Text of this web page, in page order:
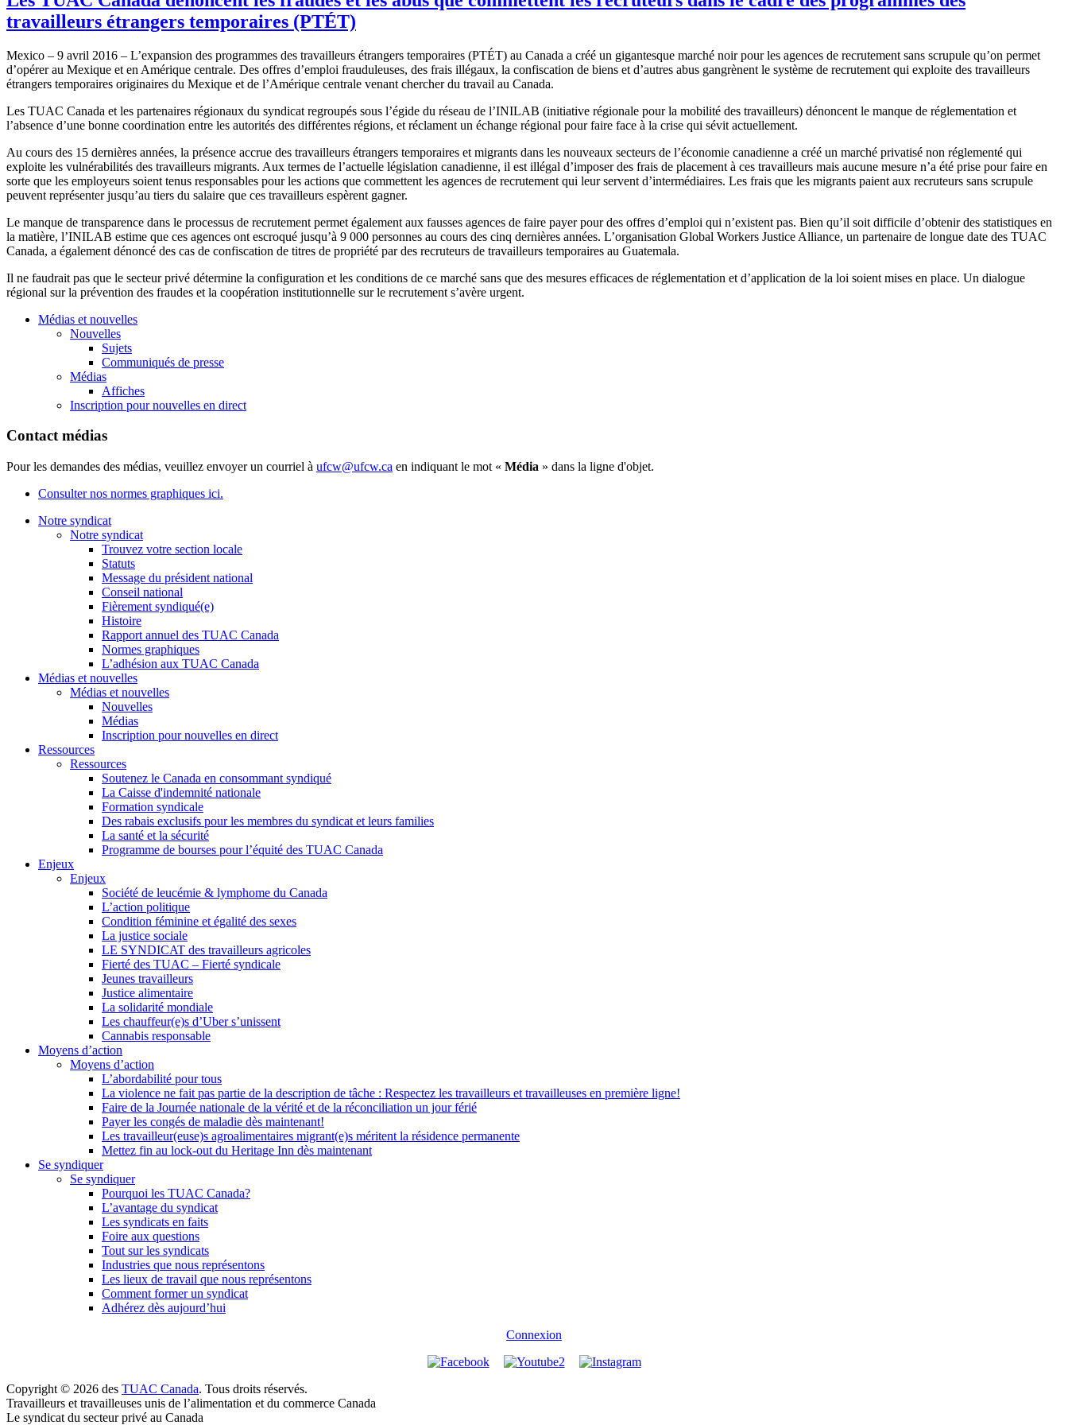
travailleurs étrangers temporaires (PTÉT)
Mexico – 9 avril 2016 – L’expansion des programmes des travailleurs étrangers temporaires (PTÉT) au Canada a créé un gigantesque marché noir pour les agences de recrutement sans scrupule qu’on permet
d’opérer au Mexique et en Amérique centrale. Des offres d’emploi frauduleuses, des frais illégaux, la confiscation de biens et d’autres abus gangrènent le système de recrutement qui exploite des travailleurs
étrangers temporaires originaires du Mexique et de l’Amérique centrale venant chercher du travail au Canada.
Les TUAC Canada et les partenaires régionaux du syndicat regroupés sous l’égide du réseau de l’INILAB (initiative régionale pour la mobilité des travailleurs) dénoncent le manque de réglementation et
l’absence d’une bonne coordination entre les autorités des différentes régions, et réclament un échange régional pour faire face à la crise qui sévit actuellement.
Au cours des 15 dernières années, la présence accrue des travailleurs étrangers temporaires et migrants dans les nouveaux secteurs de l’économie canadienne a créé un marché privatisé non réglementé qui
exploite les vulnérabilités des travailleurs migrants. Aux termes de l’actuelle législation canadienne, il est illégal d’imposer des frais de placement à ces travailleurs mais aucune mesure n’a été prise pour faire en
sorte que les employeurs soient tenus responsables pour les actions que commettent les agences de recrutement qui leur servent d’intermédiaires. Les frais que les migrants paient aux recruteurs sans scrupule
peuvent représenter jusqu’au tiers du salaire que ces travailleurs espèrent gagner.
Le manque de transparence dans le processus de recrutement permet également aux fausses agences de faire payer pour des offres d’emploi qui n’existent pas. Bien qu’il soit difficile d’obtenir des statistiques en
la matière, l’INILAB estime que ces agences ont escroqué jusqu’à 9 000 personnes au cours des cinq dernières années. L’organisation Global Workers Justice Alliance, un partenaire de longue date des TUAC
Canada, a également dénoncé des cas de confiscation de titres de propriété par des recruteurs de travailleurs temporaires au Guatemala.
Il ne faudrait pas que le secteur privé détermine la configuration et les conditions de ce marché sans que des mesures efficaces de réglementation et d’application de la loi soient mises en place. Un dialogue
régional sur la prévention des fraudes et la coopération institutionnelle sur le recrutement s’avère urgent.
Médias et nouvelles
Nouvelles
Sujets
Communiqués de presse
Médias
Affiches
Inscription pour nouvelles en direct
Contact médias
Pour les demandes des médias, veuillez envoyer un courriel à ufcw@ufcw.ca en indiquant le mot « Média » dans la ligne d'objet.
Consulter nos normes graphiques ici.
Notre syndicat
Notre syndicat
Trouvez votre section locale
Statuts
Message du président national
Conseil national
Fièrement syndiqué(e)
Histoire
Rapport annuel des TUAC Canada
Normes graphiques
L’adhésion aux TUAC Canada
Médias et nouvelles
Médias et nouvelles
Nouvelles
Médias
Inscription pour nouvelles en direct
Ressources
Ressources
Soutenez le Canada en consommant syndiqué
La Caisse d'indemnité nationale
Formation syndicale
Des rabais exclusifs pour les membres du syndicat et leurs families
La santé et la sécurité
Programme de bourses pour l’équité des TUAC Canada
Enjeux
Enjeux
Société de leucémie & lymphome du Canada
L’action politique
Condition féminine et égalité des sexes
La justice sociale
LE SYNDICAT des travailleurs agricoles
Fierté des TUAC – Fierté syndicale
Jeunes travailleurs
Justice alimentaire
La solidarité mondiale
Les chauffeur(e)s d’Uber s’unissent
Cannabis responsable
Moyens d’action
Moyens d’action
L’abordabilité pour tous
La violence ne fait pas partie de la description de tâche : Respectez les travailleurs et travailleuses en première ligne!
Faire de la Journée nationale de la vérité et de la réconciliation un jour férié
Payer les congés de maladie dès maintenant!
Les travailleur(euse)s agroalimentaires migrant(e)s méritent la résidence permanente
Mettez fin au lock-out du Heritage Inn dès maintenant
Se syndiquer
Se syndiquer
Pourquoi les TUAC Canada?
L’avantage du syndicat
Les syndicats en faits
Foire aux questions
Tout sur les syndicats
Industries que nous représentons
Les lieux de travail que nous représentons
Comment former un syndicat
Adhérez dès aujourd’hui
Connexion
Copyright © 2026 des TUAC Canada. Tous droits réservés.
Travailleurs et travailleuses unis de l’alimentation et du commerce Canada
Le syndicat du secteur privé au Canada